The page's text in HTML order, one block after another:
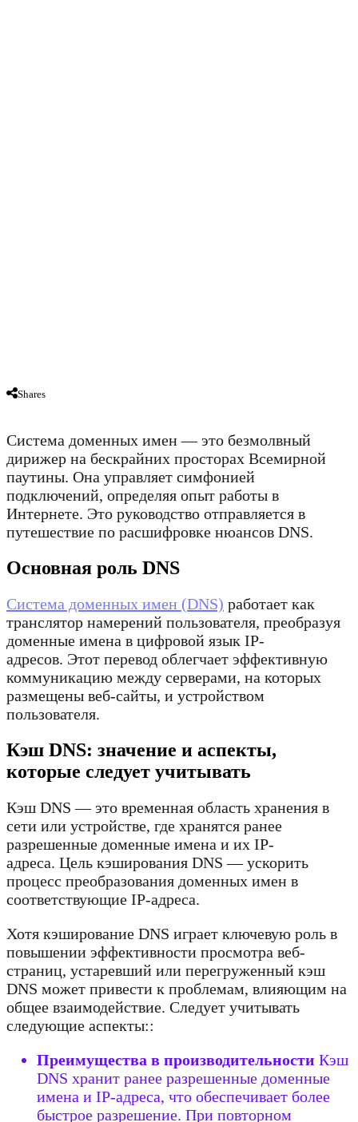
Shares
Система доменных имен — это безмолвный
дирижер на бескрайних просторах Всемирной
паутины. Она управляет симфонией
подключений, определяя опыт работы в
Интернете. Это руководство отправляется в
путешествие по расшифровке нюансов DNS.
Основная роль DNS
Система доменных имен (DNS) работает как
транслятор намерений пользователя, преобразуя
доменные имена в цифровой язык IP-
адресов. Этот перевод облегчает эффективную
коммуникацию между серверами, на которых
размещены веб-сайты, и устройством
пользователя.
Кэш DNS: значение и аспекты,
которые следует учитывать
Кэш DNS — это временная область хранения в
сети или устройстве, где хранятся ранее
разрешенные доменные имена и их IP-
адреса. Цель кэширования DNS — ускорить
процесс преобразования доменных имен в
соответствующие IP-адреса.
Хотя кэширование DNS играет ключевую роль в
повышении эффективности просмотра веб-
страниц, устаревший или перегруженный кэш
DNS может привести к проблемам, влияющим на
общее взаимодействие. Следует учитывать
следующие аспекты::
Преимущества в производительности Кэш
DNS хранит ранее разрешенные доменные
имена и IP-адреса, что обеспечивает более
быстрое разрешение. При повторном